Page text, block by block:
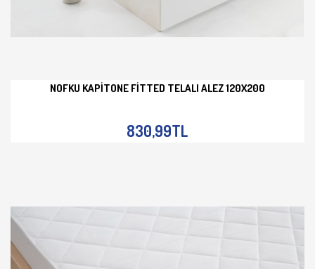
NOFKU KAPITONE FITTED TELALI ALEZ 120X200
830,99TL